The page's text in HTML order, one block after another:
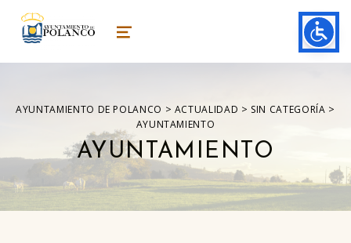
ayuntamiento de polanco
AYUNTAMIENTO DE POLANCO MENU
AYUNTAMIENTO DE POLANCO > ACTUALIDAD > SIN CATEGORÍA >
AYUNTAMIENTO
AYUNTAMIENTO